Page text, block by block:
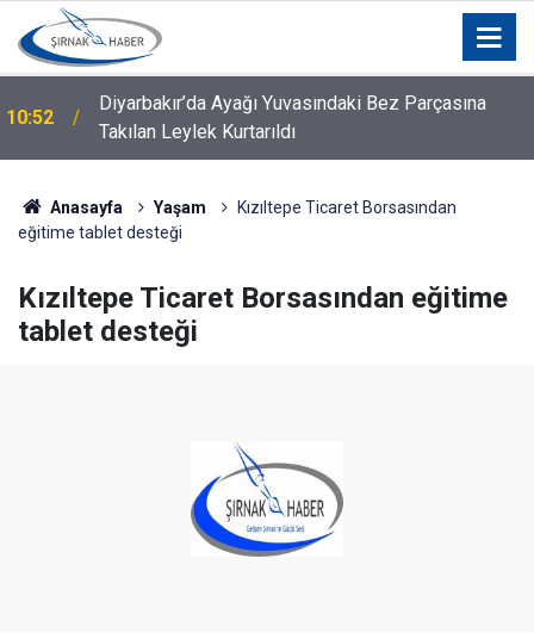
10:52
Diyarbakır’da Ayağı Yuvasındaki Bez Parçasına
Takılan Leylek Kurtarıldı
Anasayfa Yaşam
Kızıltepe Ticaret Borsasından
eğitime tablet desteği
Kızıltepe Ticaret Borsasından eğitime
tablet desteği